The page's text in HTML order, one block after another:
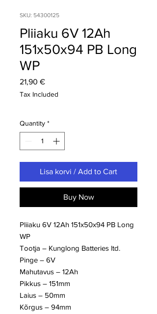
SKU: 54300125
Pliiaku 6V 12Ah
151x50x94 PB Long
WP
21,90 €Price
Tax Included
Quantity *
Lisa korvi / Add to Cart
Buy Now
Pliiaku 6V 12Ah 151x50x94 PB Long
WP
Tootja – Kunglong Batteries ltd.
Pinge – 6V
Mahutavus – 12Ah
Pikkus – 151mm
Laius – 50mm
Kõrgus – 94mm